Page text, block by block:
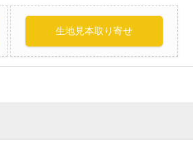
生地見本取り寄せ